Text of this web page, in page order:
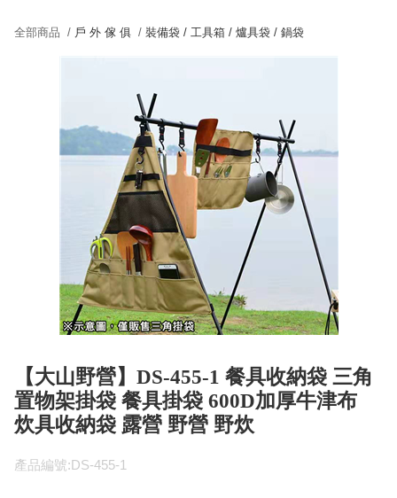
全部商品 / 戶 外 傢 俱 /裝備袋 / 工具箱 / 爐具袋 / 鍋袋
【大山野營】DS-455-1 餐具收納袋 三角
置物架掛袋 餐具掛袋 600D加厚牛津布
炊具收納袋 露營 野營 野炊
產品編號:DS-455-1